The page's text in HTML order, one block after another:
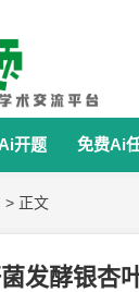
开题 免费Ai
> 正文
发酵银杏